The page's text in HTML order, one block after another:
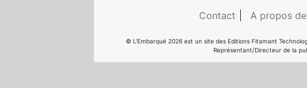
Contact A propos
© L'Embarqué 2026 est un site des Editions Fitamant
Représentant/Directeur de la